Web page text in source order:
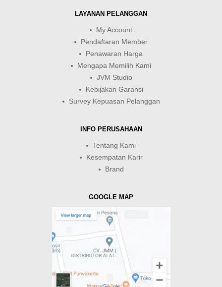
LAYANAN PELANGGAN
My Account
Pendaftaran Member
Penawaran Harga
Mengapa Memilih Kami
JVM Studio
Kebijakan Garansi
Survey Kepuasan Pelanggan
INFO PERUSAHAAN
Tentang Kami
Kesempatan Karir
Brand
GOOGLE MAP